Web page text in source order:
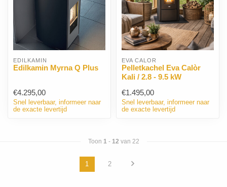
EDILKAMIN
Edilkamin Myrna Q Plus
€4.295,00
Snel leverbaar, informeer naar
de exacte levertijd
EVA CALÒR
Pelletkachel Eva Calòr
Kali / 2.8 - 9.5 kW
€1.495,00
Snel leverbaar, informeer naar
de exacte levertijd
Toon 1 - 12 van 22
1 2